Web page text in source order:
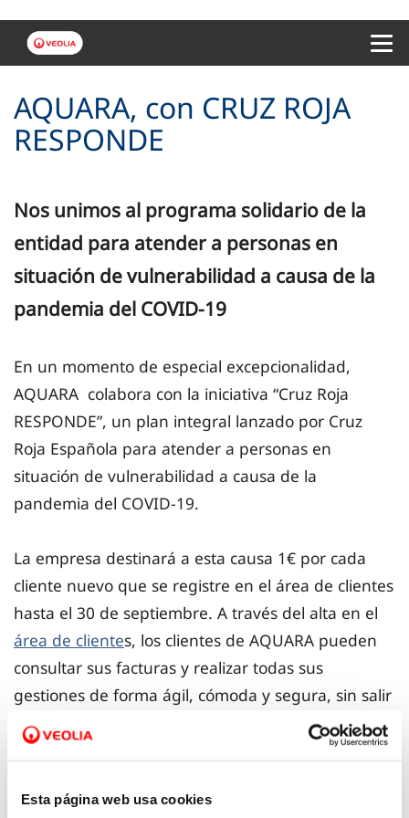
Esta página web usa cookies
AQUARA, con CRUZ ROJA
RESPONDE
Nos unimos al programa solidario de la
entidad para atender a personas en
situación de vulnerabilidad a causa de la
pandemia del COVID-19
En un momento de especial excepcionalidad,
AQUARA colabora con la iniciativa “Cruz Roja
RESPONDE”, un plan integral lanzado por Cruz
Roja Española para atender a personas en
situación de vulnerabilidad a causa de la
pandemia del COVID-19.
La empresa destinará a esta causa 1€ por cada
cliente nuevo que se registre en el área de clientes
hasta el 30 de septiembre. A través del alta en el
área de clientes, los clientes de AQUARA pueden
consultar sus facturas y realizar todas sus
gestiones de forma ágil, cómoda y segura, sin salir
de casa.
la compañía, para facilitar que se sume a la